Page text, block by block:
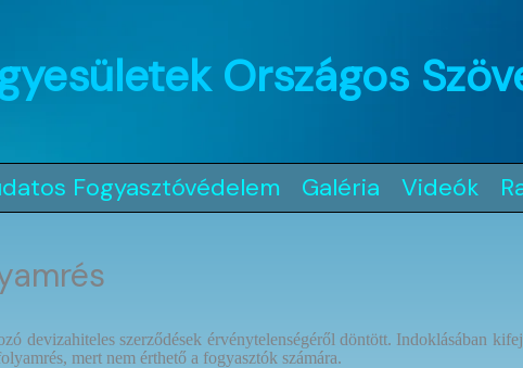
Országos
Fogyasztóvédelem Galéria Videók
devizahiteles szerződések érvénytelenségéről döntött. Indoklásában
mert nem érthető a fogyasztók számára.